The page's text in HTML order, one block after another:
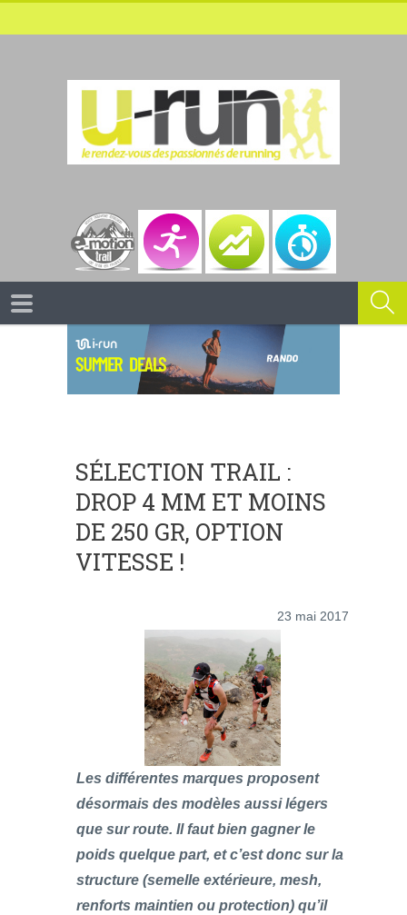
SÉLECTION TRAIL :
DROP 4 MM ET MOINS
DE 250 GR, OPTION
VITESSE !
23 mai 2017
Les différentes marques proposent
désormais des modèles aussi légers
que sur route. Il faut bien gagner le
poids quelque part, et c’est donc sur la
structure (semelle extérieure, mesh,
renforts maintien ou protection) qu’il